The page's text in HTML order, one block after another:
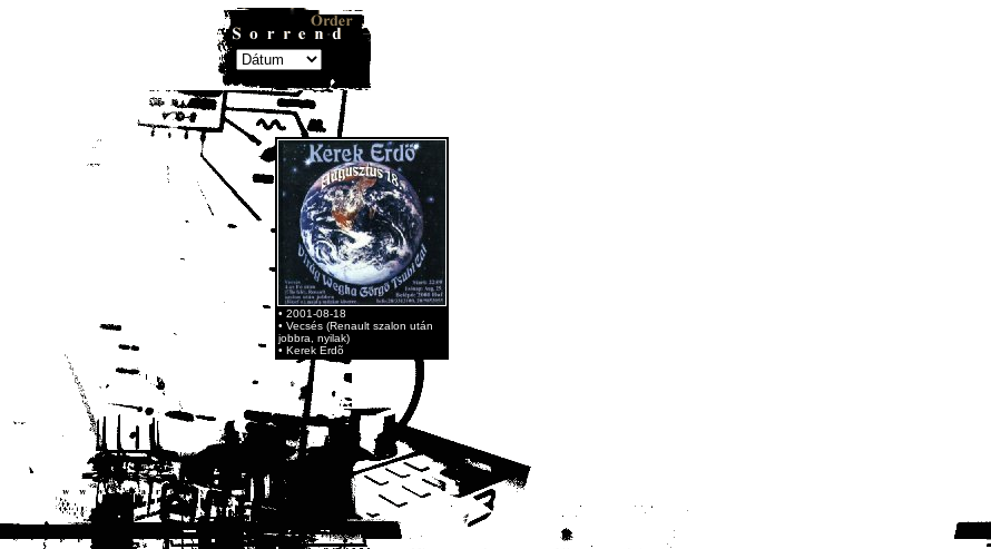
• 2001-08-18
• Vecsés (Renault szalon után
jobbra, nyilak)
• Kerek Erdõ